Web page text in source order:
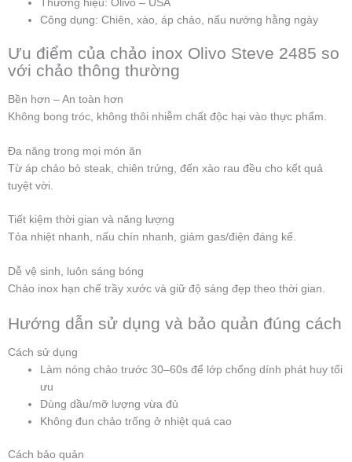
Thương hiệu: Olivo – USA
Công dụng: Chiên, xào, áp chảo, nấu nướng hằng ngày
Ưu điểm của chảo inox Olivo Steve 2485 so
với chảo thông thường
Bền hơn – An toàn hơn
Không bong tróc, không thôi nhiễm chất độc hại vào thực phẩm.
Đa năng trong mọi món ăn
Từ áp chảo bò steak, chiên trứng, đến xào rau đều cho kết quả
tuyệt vời.
Tiết kiệm thời gian và năng lượng
Tỏa nhiệt nhanh, nấu chín nhanh, giảm gas/điện đáng kể.
Dễ vệ sinh, luôn sáng bóng
Chảo inox hạn chế trầy xước và giữ độ sáng đẹp theo thời gian.
Hướng dẫn sử dụng và bảo quản đúng cách
Cách sử dụng
Làm nóng chảo trước 30–60s để lớp chống dính phát huy tối
ưu
Dùng dầu/mỡ lượng vừa đủ
Không đun chảo trống ở nhiệt quá cao
Cách bảo quản